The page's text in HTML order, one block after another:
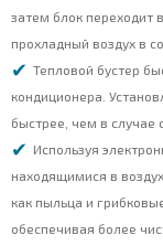
затем блок переходит
прохладный воздух в
Тепловой бустер
кондиционера.
быстрее, чем в случае
Используя
находящимися в
как пыльца и
обеспечивая более